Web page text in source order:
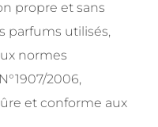
propre et sans
parfums utilisés,
normes
2006,
et conforme aux